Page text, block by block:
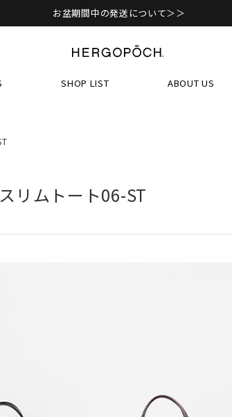
お盆期間中の発送について＞＞
SHOP LIST ABOUT US
リムトート06-ST